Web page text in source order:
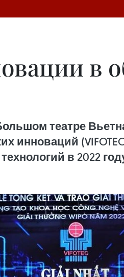
в
театре
инноваций
в 2022